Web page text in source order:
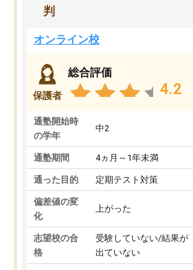
判
オンライン校
保護者
総合評価
4.2
通塾開始時
の学年
中2
通塾期間 4ヵ月～1年未満
通った目的 定期テスト対策
偏差値の変
化
上がった
志望校の合
格
受験していない/結果が
出ていない